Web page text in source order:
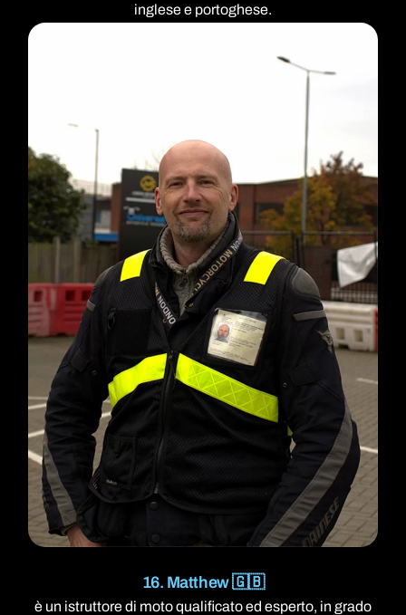
inglese e portoghese.
16. Matthew 🇬🇧
è un istruttore di moto qualificato ed esperto, in grado